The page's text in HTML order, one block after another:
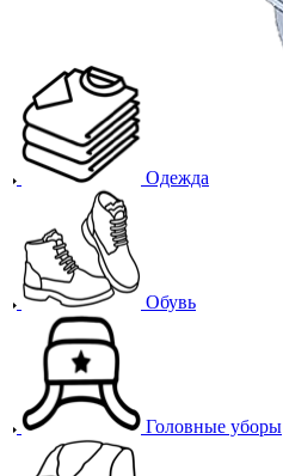
Одежда
Обувь
Головные уборы